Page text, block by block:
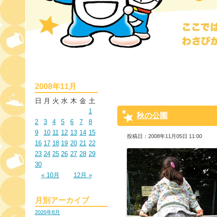
2008年11月
日 月 火 水 木 金 土
1
2
3 4 5 6 7
8
9
10 11 12 13 14 15
16 17 18 19 20 21 22
23 24 25 26 27 28 29
30
« 10月
12月 »
月別アーカイブ
2026年8月
秋の公園
投稿日：2008年11月05日 11:00